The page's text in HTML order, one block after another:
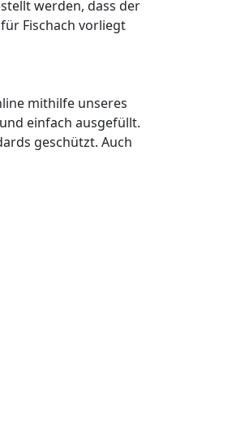
werden, dass der
Fischach vorliegt
mithilfe unseres
einfach ausgefüllt.
geschützt. Auch